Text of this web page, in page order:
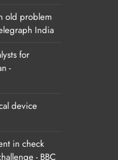
old problem
India
for
-
device
in check
- BBC